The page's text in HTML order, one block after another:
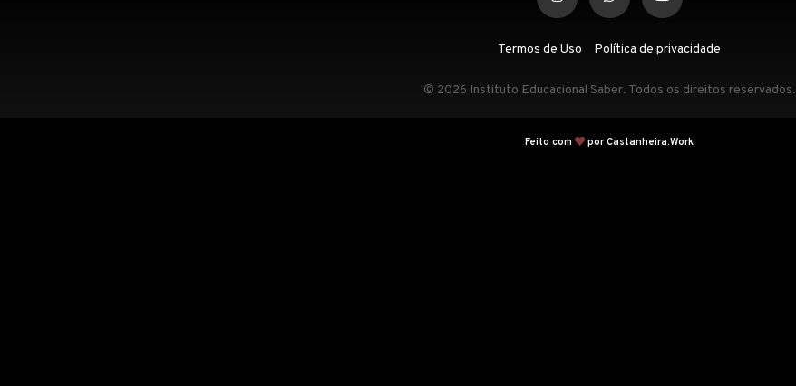
Termos de Uso Política de privacidade
© 2026 Instituto Educacional Saber. Todos os direitos reservados.
Feito com por Castanheira.Work